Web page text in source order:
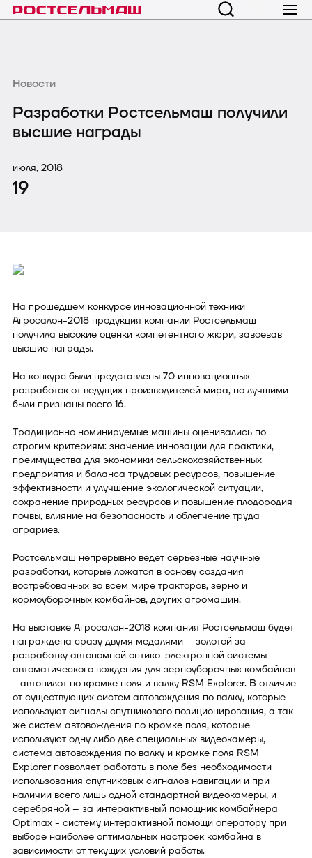
Новости
Разработки Ростсельмаш получили
высшие награды
июля, 2018
19
На прошедшем конкурсе инновационной техники
Агросалон-2018 продукция компании Ростсельмаш
получила высокие оценки компетентного жюри, завоевав
высшие награды.
На конкурс были представлены 70 инновационных
разработок от ведущих производителей мира, но лучшими
были признаны всего 16.
Традиционно номинируемые машины оценивались по
строгим критериям: значение инновации для практики,
преимущества для экономики сельскохозяйственных
предприятия и баланса трудовых ресурсов, повышение
эффективности и улучшение экологической ситуации,
сохранение природных ресурсов и повышение плодородия
почвы, влияние на безопасность и облегчение труда
аграриев.
Ростсельмаш непрерывно ведет серьезные научные
разработки, которые ложатся в основу создания
востребованных во всем мире тракторов, зерно и
кормоуборочных комбайнов, других агромашин.
На выставке Агросалон-2018 компания Ростсельмаш будет
награждена сразу двумя медалями – золотой за
разработку автономной оптико-электронной системы
автоматического вождения для зерноуборочных комбайнов
- автопилот по кромке поля и валку RSM Explorer. В отличие
от существующих систем автовождения по валку, которые
используют сигналы спутникового позиционирования, а так
же систем автовождения по кромке поля, которые
используют одну либо две специальных видеокамеры,
система автовождения по валку и кромке поля RSM
Explorer позволяет работать в поле без необходимости
использования спутниковых сигналов навигации и при
наличии всего лишь одной стандартной видеокамеры, и
серебряной – за интерактивный помощник комбайнера
Optimax - систему интерактивной помощи оператору при
выборе наиболее оптимальных настроек комбайна в
зависимости от текущих условий работы.